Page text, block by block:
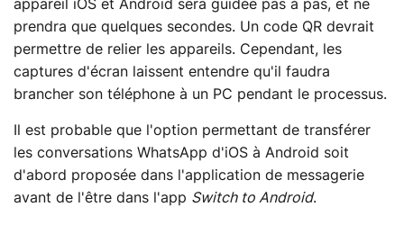
appareil iOS et Android sera guidée pas à pas, et ne
prendra que quelques secondes. Un code QR devrait
permettre de relier les appareils. Cependant, les
captures d'écran laissent entendre qu'il faudra
brancher son téléphone à un PC pendant le processus.
Il est probable que l'option permettant de transférer
les conversations WhatsApp d'iOS à Android soit
d'abord proposée dans l'application de messagerie
avant de l'être dans l'app Switch to Android.